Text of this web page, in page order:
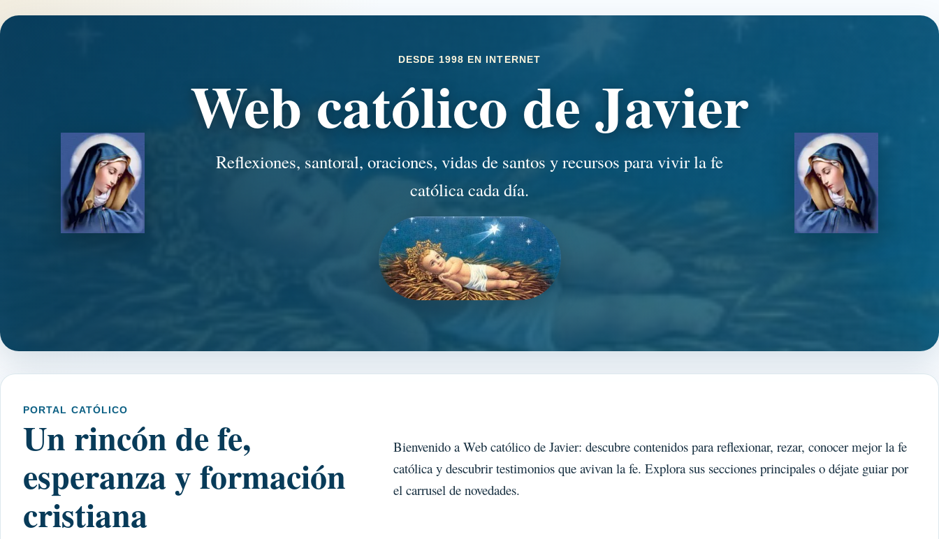
DESDE 1998 EN INTERNET
Web católico de Javier
Reflexiones, santoral, oraciones, vidas de santos y recursos para vivir la fe
católica cada día.
PORTAL CATÓLICO
Un rincón de fe,
esperanza y formación
cristiana
Bienvenido a Web católico de Javier: descubre contenidos para reflexionar, rezar, conocer mejor la fe
católica y descubrir testimonios que avivan la fe. Explora sus secciones principales o déjate guiar por
el carrusel de novedades.